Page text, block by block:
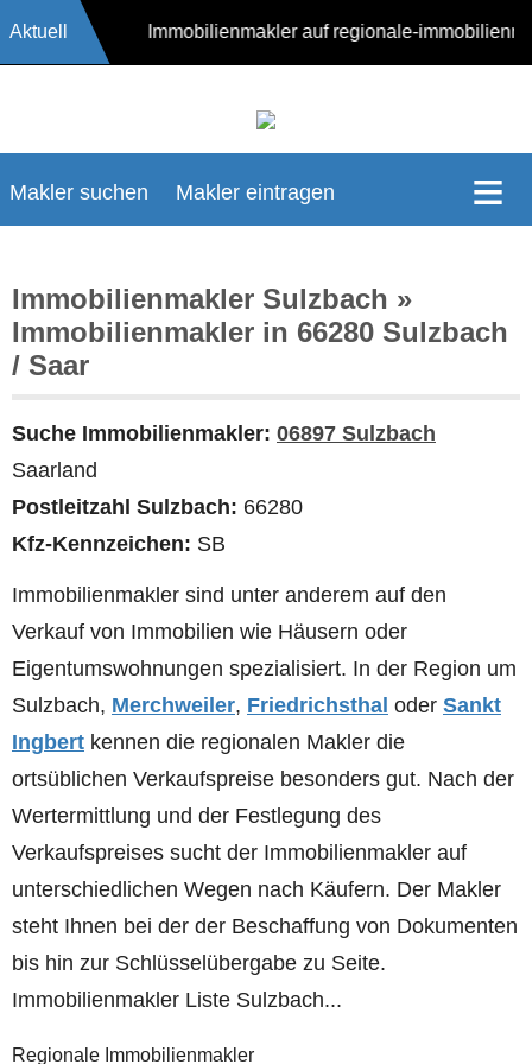
Aktuell17624 Immobilienmakler auf regionale-
Makler suchen Makler eintragen
Immobilienmakler Sulzbach »
Immobilienmakler in 66280 Sulzbach
/ Saar
Suche Immobilienmakler: 06897 Sulzbach
Saarland
Postleitzahl Sulzbach: 66280
Kfz-Kennzeichen: SB
Immobilienmakler sind unter anderem auf den
Verkauf von Immobilien wie Häusern oder
Eigentumswohnungen spezialisiert. In der Region um
Sulzbach, Merchweiler, Friedrichsthal oder Sankt
Ingbert kennen die regionalen Makler die
ortsüblichen Verkaufspreise besonders gut. Nach der
Wertermittlung und der Festlegung des
Verkaufspreises sucht der Immobilienmakler auf
unterschiedlichen Wegen nach Käufern. Der Makler
steht Ihnen bei der der Beschaffung von Dokumenten
bis hin zur Schlüsselübergabe zu Seite.
Immobilienmakler Liste Sulzbach...
Regionale Immobilienmakler